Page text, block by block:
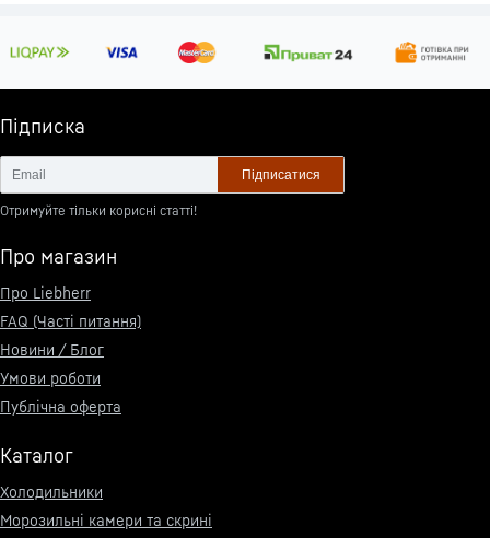
Підписка
Підписатися
Отримуйте тільки корисні статті!
Про магазин
Про Liebherr
FAQ (Часті питання)
Новини / Блог
Умови роботи
Публічна оферта
Каталог
Холодильники
Морозильні камери та скрині